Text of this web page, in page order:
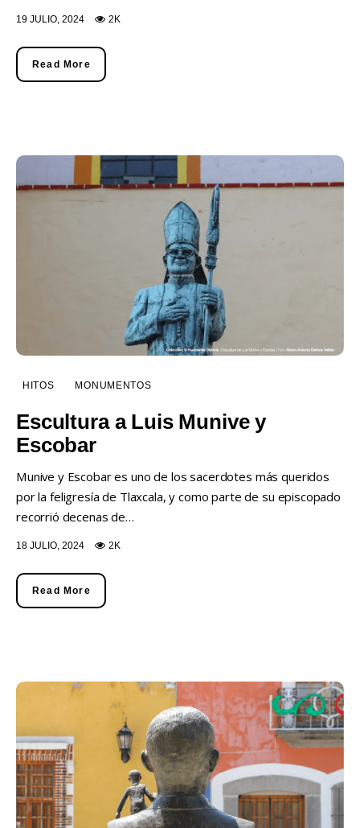
19 JULIO, 2024 2K
Read More
HITOS MONUMENTOS
Escultura a Luis Munive y
Escobar
Munive y Escobar es uno de los sacerdotes más queridos
por la feligresía de Tlaxcala, y como parte de su episcopado
recorrió decenas de…
18 JULIO, 2024 2K
Read More